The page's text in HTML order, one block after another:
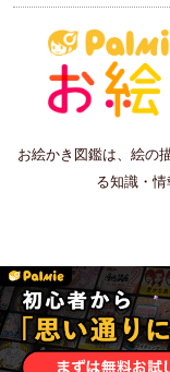
お絵かき図鑑は、絵の
る知識・情